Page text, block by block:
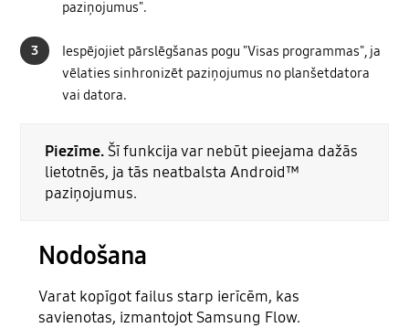
paziņojumus".
3
Iespējojiet pārslēgšanas pogu "Visas programmas", ja
vēlaties sinhronizēt paziņojumus no planšetdatora
vai datora.
Piezīme. Šī funkcija var nebūt pieejama dažās
lietotnēs, ja tās neatbalsta Android™
paziņojumus.
Nodošana
Varat kopīgot failus starp ierīcēm, kas
savienotas, izmantojot Samsung Flow.